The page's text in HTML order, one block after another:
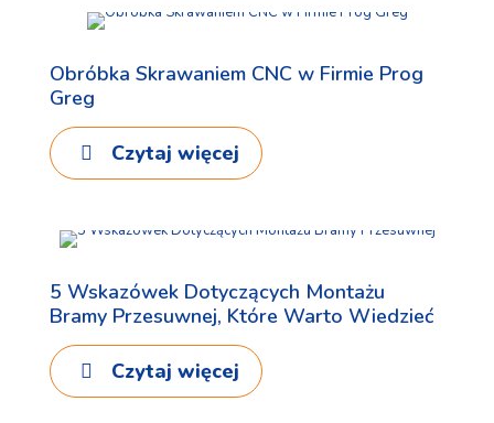
Obróbka Skrawaniem CNC w Firmie Prog
Greg
Czytaj więcej
5 Wskazówek Dotyczących Montażu
Bramy Przesuwnej, Które Warto Wiedzieć
Czytaj więcej